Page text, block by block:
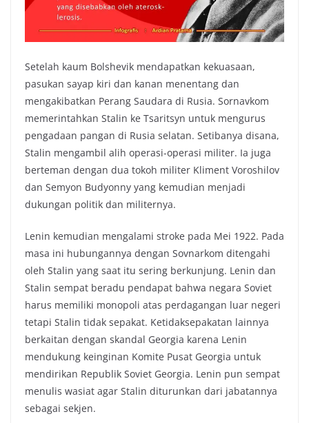
Setelah kaum Bolshevik mendapatkan kekuasaan,
pasukan sayap kiri dan kanan menentang dan
mengakibatkan Perang Saudara di Rusia. Sornavkom
memerintahkan Stalin ke Tsaritsyn untuk mengurus
pengadaan pangan di Rusia selatan. Setibanya disana,
Stalin mengambil alih operasi-operasi militer. Ia juga
berteman dengan dua tokoh militer Kliment Voroshilov
dan Semyon Budyonny yang kemudian menjadi
dukungan politik dan militernya.
Lenin kemudian mengalami stroke pada Mei 1922. Pada
masa ini hubungannya dengan Sovnarkom ditengahi
oleh Stalin yang saat itu sering berkunjung. Lenin dan
Stalin sempat beradu pendapat bahwa negara Soviet
harus memiliki monopoli atas perdagangan luar negeri
tetapi Stalin tidak sepakat. Ketidaksepakatan lainnya
berkaitan dengan skandal Georgia karena Lenin
mendukung keinginan Komite Pusat Georgia untuk
mendirikan Republik Soviet Georgia. Lenin pun sempat
menulis wasiat agar Stalin diturunkan dari jabatannya
sebagai sekjen.